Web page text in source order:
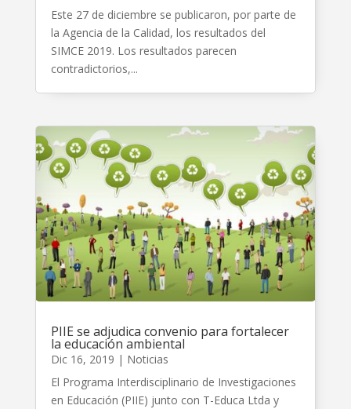
Este 27 de diciembre se publicaron, por parte de
la Agencia de la Calidad, los resultados del
SIMCE 2019. Los resultados parecen
contradictorios,...
PIIE se adjudica convenio para fortalecer
la educación ambiental
Dic 16, 2019 | Noticias
El Programa Interdisciplinario de Investigaciones
en Educación (PIIE) junto con T-Educa Ltda y